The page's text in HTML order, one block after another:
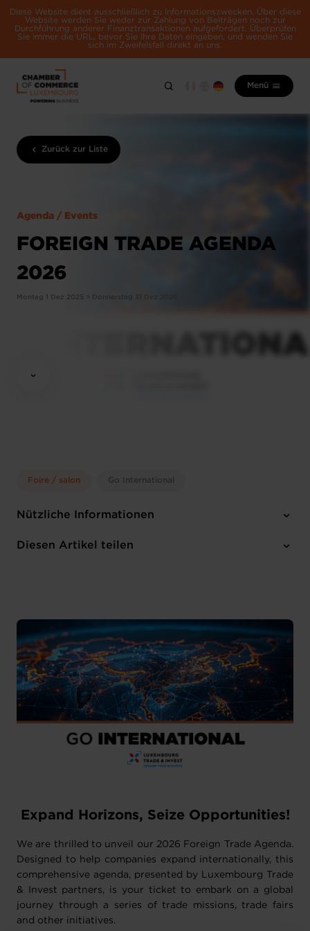
Diese Website dient ausschließlich zu Informationszwecken. Über diese
Website werden Sie weder zur Zahlung von Beiträgen noch zur
Durchführung anderer Finanztransaktionen aufgefordert. Überprüfen
Sie immer die URL, bevor Sie Ihre Daten eingeben, und wenden Sie
sich im Zweifelsfall direkt an uns.
Menü
Zurück zur Liste
Agenda / Events
FOREIGN TRADE AGENDA
2026
Montag 1 Dez 2025 > Donnerstag 31 Dez 2026
Foire / salon Go International
Nützliche Informationen
Montag 1 Dez 2025 > Donnerstag 31 Dez 2026
Diesen Artikel teilen
Expand Horizons, Seize Opportunities!
We are thrilled to unveil our 2026 Foreign Trade Agenda.
Designed to help companies expand internationally, this
comprehensive agenda, presented by Luxembourg Trade
& Invest partners, is your ticket to embark on a global
journey through a series of trade missions, trade fairs
and other initiatives.